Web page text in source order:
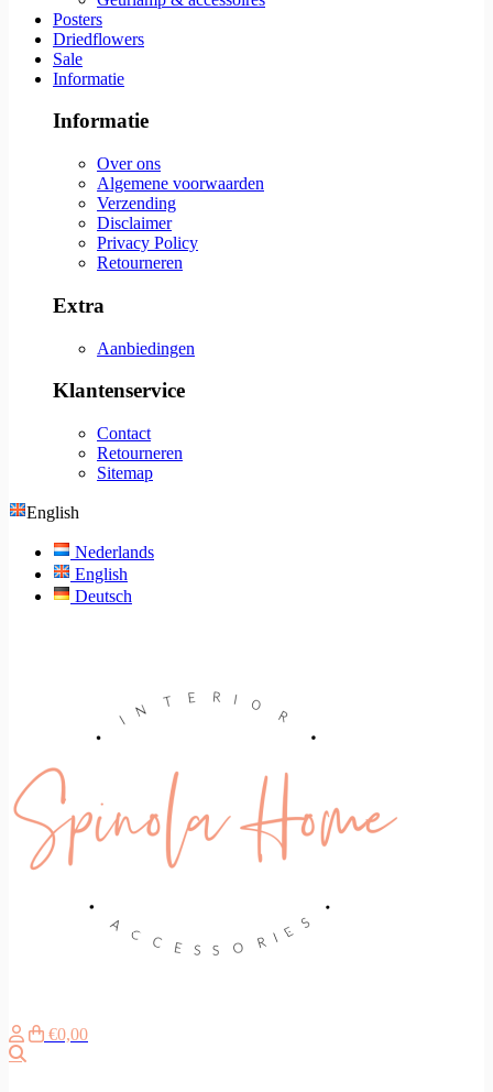
Posters
Driedflowers
Sale
Informatie
Informatie
Over ons
Algemene voorwaarden
Verzending
Disclaimer
Privacy Policy
Retourneren
Extra
Aanbiedingen
Klantenservice
Contact
Retourneren
Sitemap
English
Nederlands
English
Deutsch
€0,00